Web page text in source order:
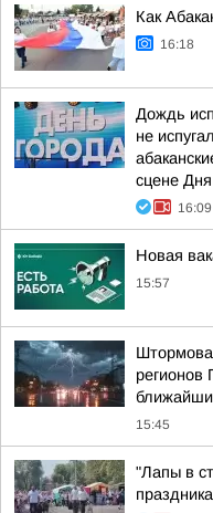
Как
16:18
Дождь
не
сцене
16:09
Новая
15:57
регионов
15:45
"Лапы в